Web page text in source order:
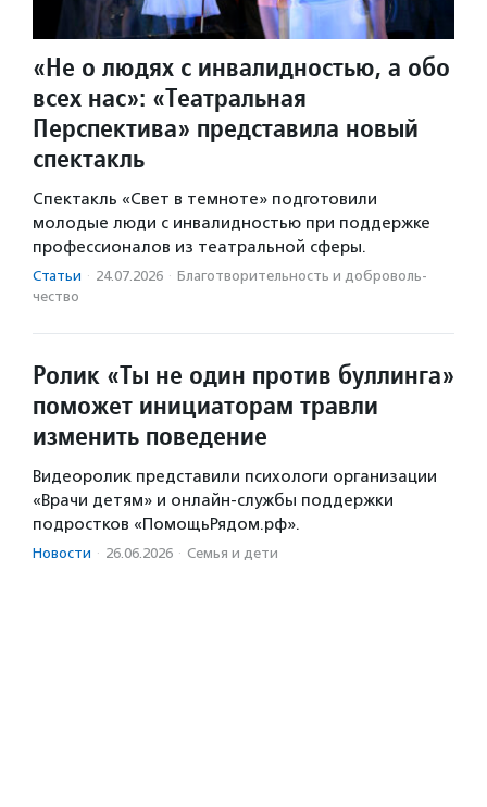
«Не о людях с инвалидностью, а обо
всех нас»: «Театральная
Перспектива» представила новый
спектакль
Спектакль «Свет в темноте» подготовили
молодые люди с инвалидностью при поддержке
профессионалов из театральной сферы.
Статьи · 24.07.2026 · Благотвори­тель­ность и доброволь­
чест­во
Ролик «Ты не один против буллинга»
поможет инициаторам травли
изменить поведение
Видеоролик представили психологи организации
«Врачи детям» и онлайн-службы поддержки
подростков «ПомощьРядом.рф».
Новости · 26.06.2026 · Семья и дети